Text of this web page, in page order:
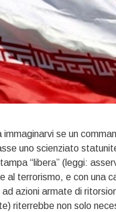
immaginarvi se un
uno scienziato
“libera” (leggi:
al terrorismo, e con una
azioni armate di
riterrebbe non solo